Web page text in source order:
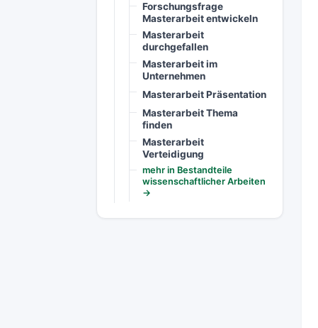
Forschungsfrage
Masterarbeit entwickeln
Masterarbeit
durchgefallen
Masterarbeit im
Unternehmen
Masterarbeit Präsentation
Masterarbeit Thema
finden
Masterarbeit
Verteidigung
mehr in Bestandteile
wissenschaftlicher Arbeiten
→